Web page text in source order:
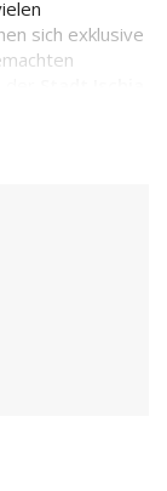
sich exklusive